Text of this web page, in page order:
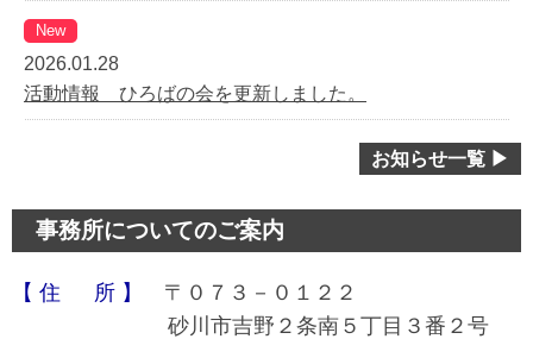
New
2026.01.28
活動情報 ひろばの会を更新しました。
お知らせ一覧 ▶
事務所についてのご案内
【 住 所 】
〒０７３－０１２２
砂川市吉野２条南５丁目３番２号